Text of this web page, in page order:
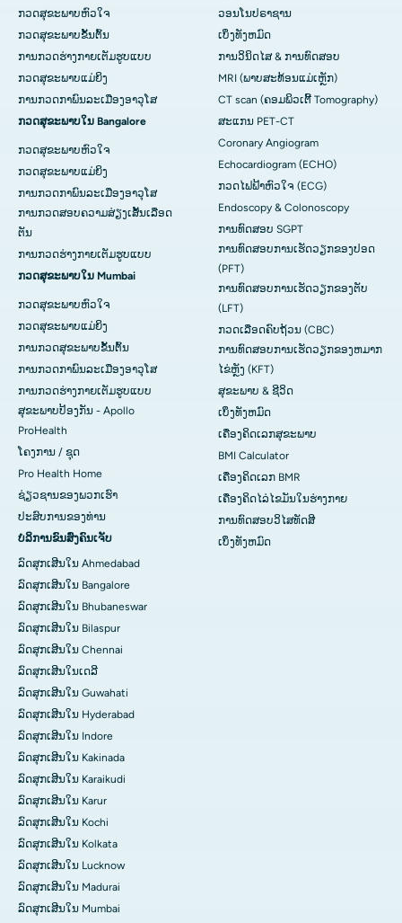
ກວດສຸຂະພາບຫົວໃຈ
ກວດສຸຂະພາບຂັ້ນຕົ້ນ
ການກວດຮ່າງກາຍເຕັມຮູບແບບ
ກວດສຸຂະພາບແມ່ຍິງ
ການກວດກາພົນລະເມືອງອາວຸໂສ
ກວດສຸຂະພາບໃນ Bangalore
ກວດສຸຂະພາບຫົວໃຈ
ກວດສຸຂະພາບແມ່ຍິງ
ການກວດກາພົນລະເມືອງອາວຸໂສ
ການກວດສອບຄວາມສ່ຽງເສັ້ນເລືອດ
ຕັນ
ການກວດຮ່າງກາຍເຕັມຮູບແບບ
ກວດສຸຂະພາບໃນ Mumbai
ກວດສຸຂະພາບຫົວໃຈ
ກວດສຸຂະພາບແມ່ຍິງ
ການກວດສຸຂະພາບຂັ້ນຕົ້ນ
ການກວດກາພົນລະເມືອງອາວຸໂສ
ການກວດຮ່າງກາຍເຕັມຮູບແບບ
ສຸຂະພາບປ້ອງກັນ - Apollo
ProHealth
ໂຄງການ / ຊຸດ
Pro Health Home
ຊ່ຽວຊານຂອງພວກເຮົາ
ປະສົບການຂອງທ່ານ
ບໍລິການຂົນສົ່ງຄົນເຈັບ
ລົດສຸກເສີນໃນ Ahmedabad
ລົດສຸກເສີນໃນ Bangalore
ລົດສຸກເສີນໃນ Bhubaneswar
ລົດສຸກເສີນໃນ Bilaspur
ລົດສຸກເສີນໃນ Chennai
ລົດສຸກເສີນໃນເດລີ
ລົດສຸກເສີນໃນ Guwahati
ລົດສຸກເສີນໃນ Hyderabad
ລົດສຸກເສີນໃນ Indore
ລົດສຸກເສີນໃນ Kakinada
ລົດສຸກເສີນໃນ Karaikudi
ລົດສຸກເສີນໃນ Karur
ລົດສຸກເສີນໃນ Kochi
ລົດສຸກເສີນໃນ Kolkata
ລົດສຸກເສີນໃນ Lucknow
ລົດສຸກເສີນໃນ Madurai
ລົດສຸກເສີນໃນ Mumbai
ວອນໂນປຣາຊານ
ເບິ່ງທັງຫມົດ
ການວິນິດໄສ & ການທົດສອບ
MRI (ພາບສະທ້ອນແມ່ເຫຼັກ)
CT scan (ຄອມພິວເຕີ້ Tomography)
ສະແກນ PET-CT
Coronary Angiogram
Echocardiogram (ECHO)
ກວດໄຟຟ້າຫົວໃຈ (ECG)
Endoscopy & Colonoscopy
ການທົດສອບ SGPT
ການທົດສອບການເຮັດວຽກຂອງປອດ
(PFT)
ການທົດສອບການເຮັດວຽກຂອງຕັບ
(LFT)
ກວດເລືອດຄົບຖ້ວນ (CBC)
ການທົດສອບການເຮັດວຽກຂອງຫມາກ
ໄຂ່ຫຼັງ (KFT)
ສຸຂະພາບ & ຊີວິດ
ເບິ່ງທັງຫມົດ
ເຄື່ອງຄິດເລກສຸຂະພາບ
BMI Calculator
ເຄື່ອງຄິດເລກ BMR
ເຄື່ອງຄິດໄລ່ໄຂມັນໃນຮ່າງກາຍ
ການທົດສອບວິໄສທັດສີ
ເບິ່ງ​ທັງ​ຫມົດ